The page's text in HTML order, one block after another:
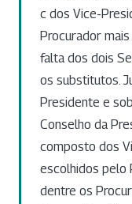
c dos Vice-
Procurador mais
falta dos dois
os substitutos.
Presidente e
Conselho da
composto dos
escolhidos pelo
dentre os